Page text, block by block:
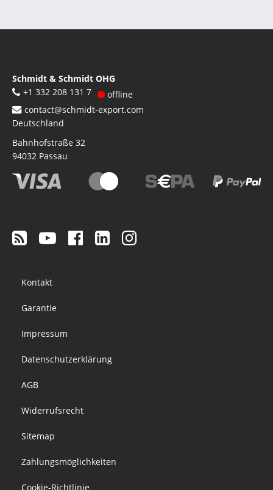
Schmidt & Schmidt OHG
+1 332 208 131 7
offline
contact@schmidt-export.com
Deutschland
Bahnhofstraße 32
94032 Passau
menu
Kontakt
Garantie
Impressum
Datenschutzerklärung
AGB
Widerrufsrecht
Sitemap
Zahlungsmöglichkeiten
Cookie-Richtlinie